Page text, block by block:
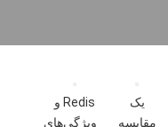
یک
مقایسه
Redis و
ویژگی‌های